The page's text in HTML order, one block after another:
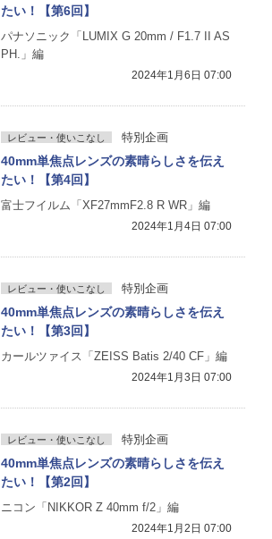
たい！【第6回】
パナソニック「LUMIX G 20mm / F1.7 II AS
PH.」編
2024年1月6日 07:00
レビュー・使いこなし 特別企画
40mm単焦点レンズの素晴らしさを伝え
たい！【第4回】
富士フイルム「XF27mmF2.8 R WR」編
2024年1月4日 07:00
レビュー・使いこなし 特別企画
40mm単焦点レンズの素晴らしさを伝え
たい！【第3回】
カールツァイス「ZEISS Batis 2/40 CF」編
2024年1月3日 07:00
レビュー・使いこなし 特別企画
40mm単焦点レンズの素晴らしさを伝え
たい！【第2回】
ニコン「NIKKOR Z 40mm f/2」編
2024年1月2日 07:00